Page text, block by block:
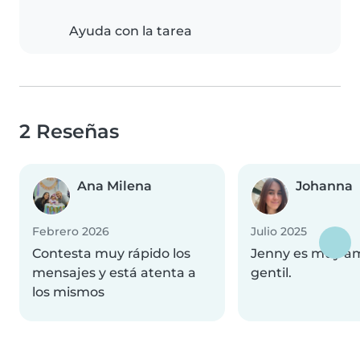
Ayuda con la tarea
2 Reseñas
Ana Milena
Febrero 2026
Contesta muy rápido los
mensajes y está atenta a
los mismos
Johanna
Julio 2025
Jenny es muy
gentil.